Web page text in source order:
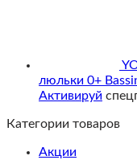
люльки 0+
Активируй
Категории товаров
Акции